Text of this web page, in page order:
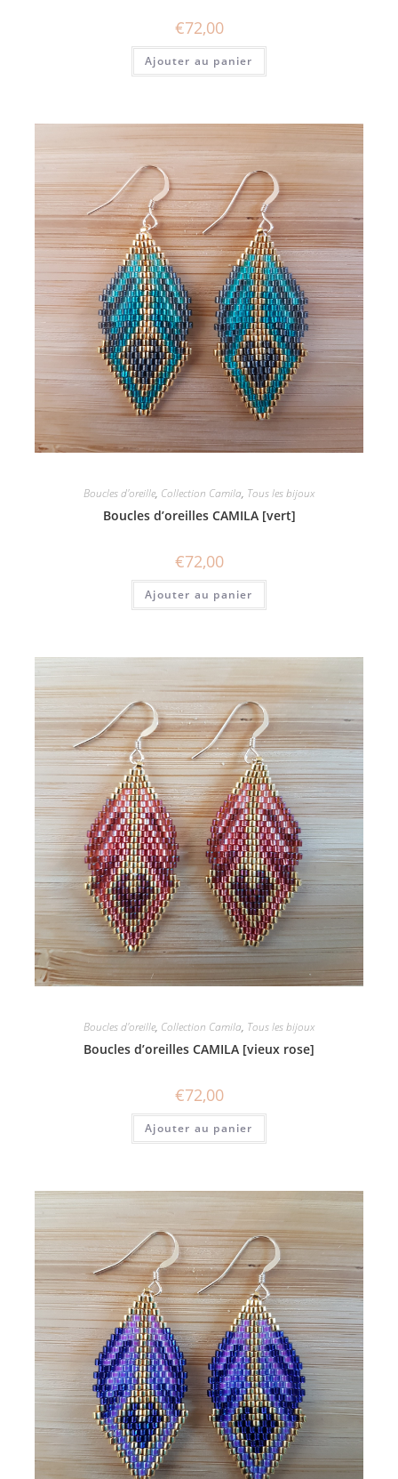
€72,00
Ajouter au panier
Boucles d'oreille, Collection Camila, Tous les bijoux
Boucles d’oreilles CAMILA [vert]
€72,00
Ajouter au panier
Boucles d'oreille, Collection Camila, Tous les bijoux
Boucles d’oreilles CAMILA [vieux rose]
€72,00
Ajouter au panier